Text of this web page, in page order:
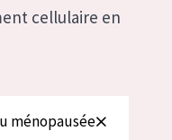
cellulaire en
ménopausée